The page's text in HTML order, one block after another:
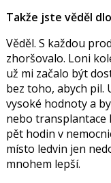
Takže jste věděl
Věděl. S každou
zhoršovalo. Loni
už mi začalo být
bez toho, abych
vysoké hodnoty a
nebo transplantace
pět hodin v
místo ledvin jen
mnohem lepší.